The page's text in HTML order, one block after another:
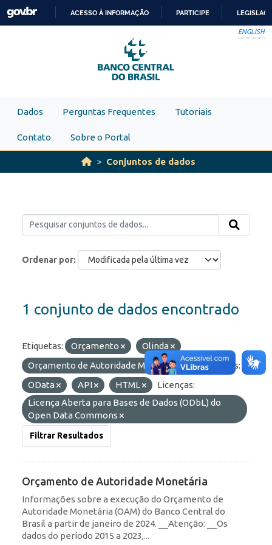
Skip to main content
PARA
O
CONTEÚDO
ACESSO À INFORMAÇÃO PARTICIPE
ENGLISH
Dados Perguntas Frequentes Tutoriais
Contato Sobre o Portal
Conjuntos de dados
Ordenar por
1 conjunto de dados encontrado
Etiquetas: Orçamento
Olinda
Orçamento de Autoridade Monetária
Formatos:
OData
API HTML
Licenças:
Licença Aberta para Bases de Dados (ODbL) do
Open Data Commons
Filtrar Resultados
Orçamento de Autoridade Monetária
Informações sobre a execução do Orçamento de
Autoridade Monetária (OAM) do Banco Central do
Brasil a partir de janeiro de 2024. __Atenção: __Os
dados do período 2015 a 2023,...